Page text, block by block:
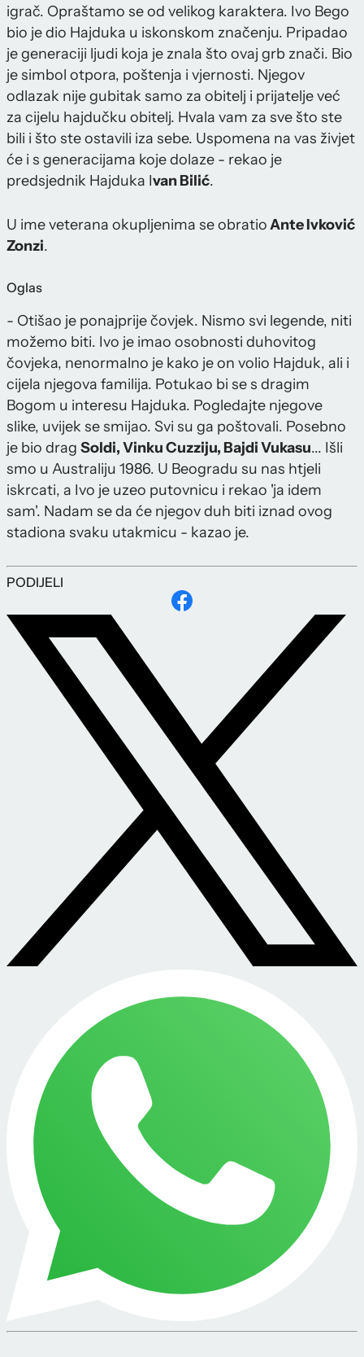
igrač. Opraštamo se od velikog karaktera. Ivo Bego
bio je dio Hajduka u iskonskom značenju. Pripadao
je generaciji ljudi koja je znala što ovaj grb znači. Bio
je simbol otpora, poštenja i vjernosti. Njegov
odlazak nije gubitak samo za obitelj i prijatelje već
za cijelu hajdučku obitelj. Hvala vam za sve što ste
bili i što ste ostavili iza sebe. Uspomena na vas živjet
će i s generacijama koje dolaze - rekao je
predsjednik Hajduka Ivan Bilić.
U ime veterana okupljenima se obratioAnte Ivković
Zonzi.
Oglas
- Otišao je ponajprije čovjek. Nismo svi legende, niti
možemo biti. Ivo je imao osobnosti duhovitog
čovjeka, nenormalno je kako je on volio Hajduk, ali i
cijela njegova familija. Potukao bi se s dragim
Bogom u interesu Hajduka. Pogledajte njegove
slike, uvijek se smijao. Svi su ga poštovali. Posebno
je bio drag Soldi, Vinku Cuzziju, Bajdi Vukasu... Išli
smo u Australiju 1986. U Beogradu su nas htjeli
iskrcati, a Ivo je uzeo putovnicu i rekao 'ja idem
sam'. Nadam se da će njegov duh biti iznad ovog
stadiona svaku utakmicu - kazao je.
PODIJELI